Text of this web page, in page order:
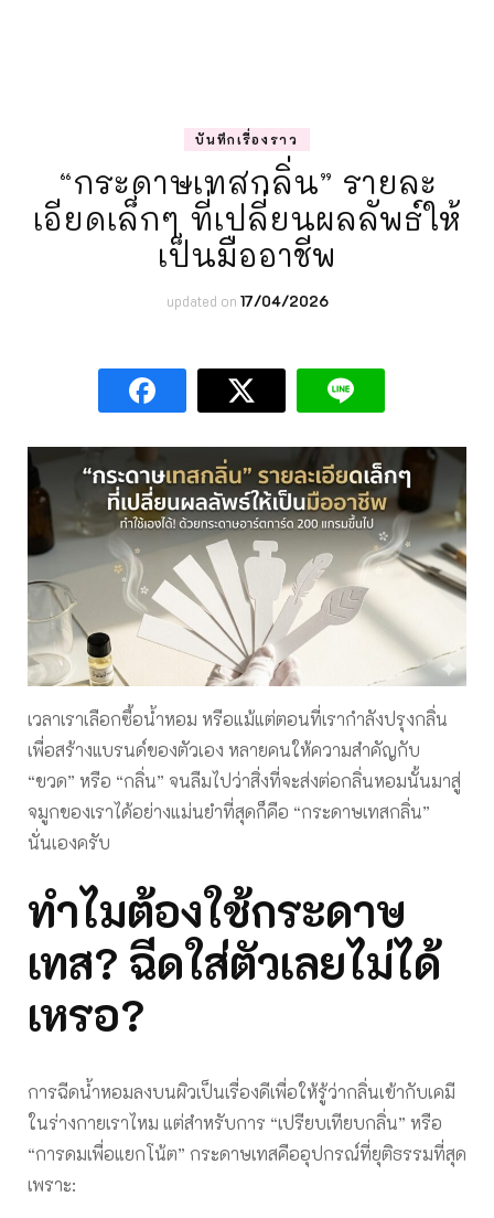
บันทึกเรื่องราว
“กระดาษเทสกลิ่น” รายละ
เอียดเล็กๆ ที่เปลี่ยนผลลัพธ์ให้
เป็นมืออาชีพ
updated on 17/04/2026
เวลาเราเลือกซื้อน้ำหอม หรือแม้แต่ตอนที่เรากำลังปรุงกลิ่น
เพื่อสร้างแบรนด์ของตัวเอง หลายคนให้ความสำคัญกับ
“ขวด” หรือ “กลิ่น” จนลืมไปว่าสิ่งที่จะส่งต่อกลิ่นหอมนั้นมาสู่
จมูกของเราได้อย่างแม่นยำที่สุดก็คือ “กระดาษเทสกลิ่น”
นั่นเองครับ
ทำไมต้องใช้กระดาษ
เทส? ฉีดใส่ตัวเลยไม่ได้
เหรอ?
การฉีดน้ำหอมลงบนผิวเป็นเรื่องดีเพื่อให้รู้ว่ากลิ่นเข้ากับเคมี
ในร่างกายเราไหม แต่สำหรับการ “เปรียบเทียบกลิ่น” หรือ
“การดมเพื่อแยกโน้ต” กระดาษเทสคืออุปกรณ์ที่ยุติธรรมที่สุด
เพราะ: